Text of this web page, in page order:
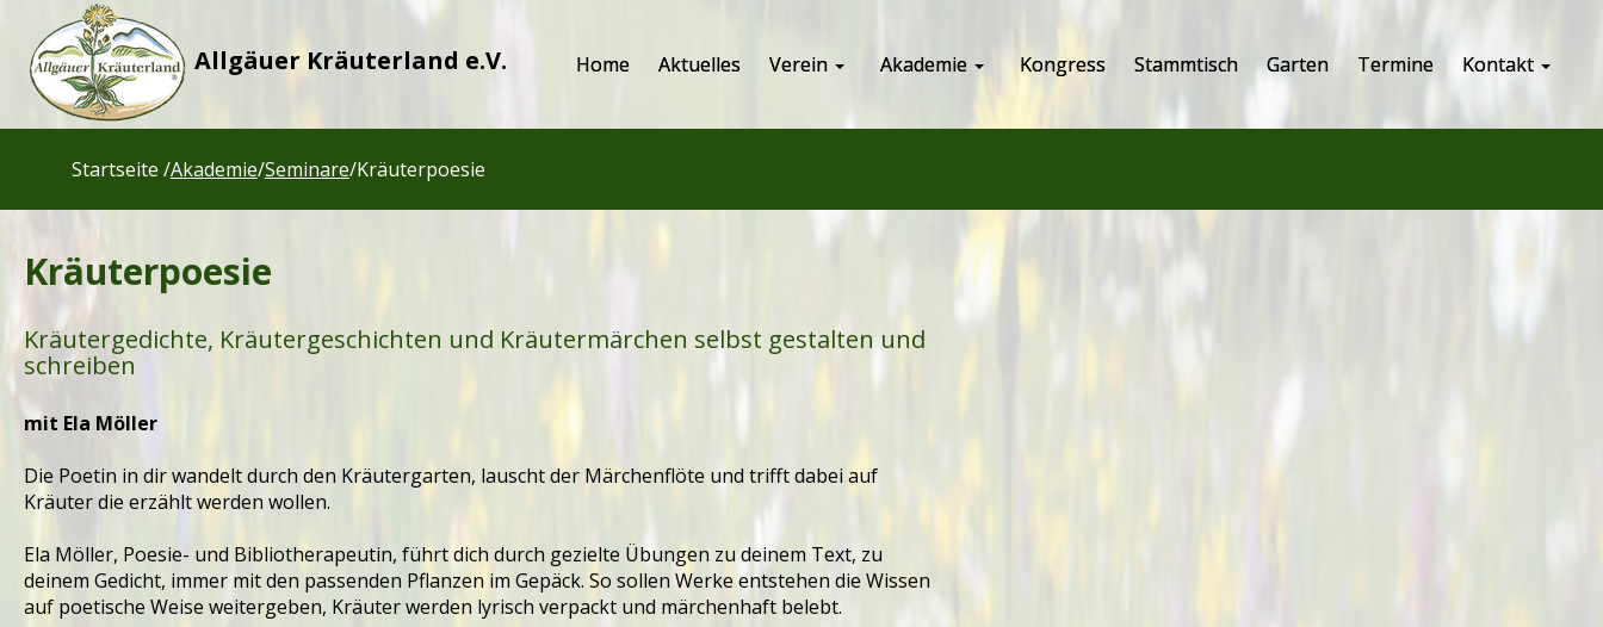
Allgäuer Kräuterland e.V. Home Aktuelles Verein Akademie Kongress Stammtisch Garten Termine Kontakt
Startseite /Akademie/Seminare/Kräuterpoesie
Kräuterpoesie
Kräutergedichte, Kräutergeschichten und Kräutermärchen selbst gestalten und
schreiben
mit Ela Möller
Die Poetin in dir wandelt durch den Kräutergarten, lauscht der Märchenflöte und trifft dabei auf
Kräuter die erzählt werden wollen.
Ela Möller, Poesie- und Bibliotherapeutin, führt dich durch gezielte Übungen zu deinem Text, zu
deinem Gedicht, immer mit den passenden Pflanzen im Gepäck. So sollen Werke entstehen die Wissen
auf poetische Weise weitergeben, Kräuter werden lyrisch verpackt und märchenhaft belebt.